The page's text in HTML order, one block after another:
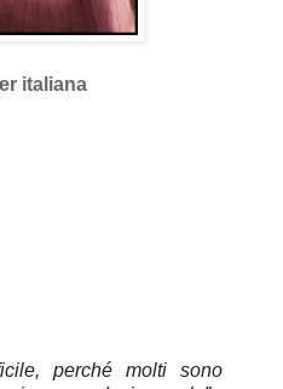
italiana
perché molti sono